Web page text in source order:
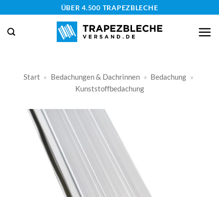
springen
ÜBER 4.500 TRAPEZBLECHE
Start » Bedachungen & Dachrinnen » Bedachung »
Kunststoffbedachung